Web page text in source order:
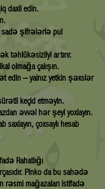
daxil edin.
sadə şifrələrlə pul
təhlükəsizliyi artırır.
olmağa çalışın.
edin – yalnız yetkin şəxslər
keçid etməyin.
əvvəl hər şeyi yoxlayın.
saxlayın, çoxsaylı hesab
Rahatlığı
Pinko da bu sahədə
rəsmi mağazaları istifadə